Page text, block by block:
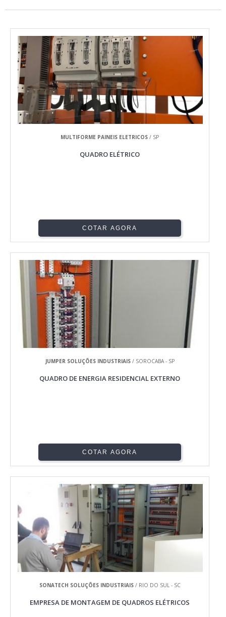
MULTIFORME PAINEIS ELETRICOS / SP
QUADRO ELÉTRICO
COTAR AGORA
JUMPER SOLUÇÕES INDUSTRIAIS/ SOROCABA - SP
QUADRO DE ENERGIA RESIDENCIAL EXTERNO
COTAR AGORA
SONATECH SOLUÇÕES INDUSTRIAIS/ RIO DO SUL - SC
EMPRESA DE MONTAGEM DE QUADROS ELÉTRICOS